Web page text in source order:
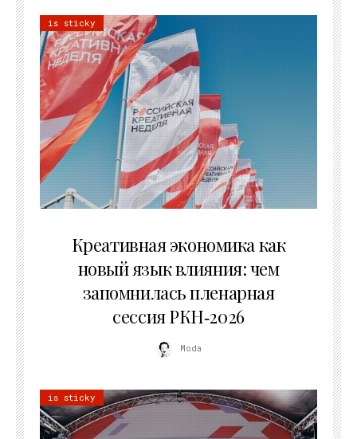
is sticky
Креативная экономика как
новый язык влияния: чем
запомнилась пленарная
сессия РКН‑2026
Moda
is sticky